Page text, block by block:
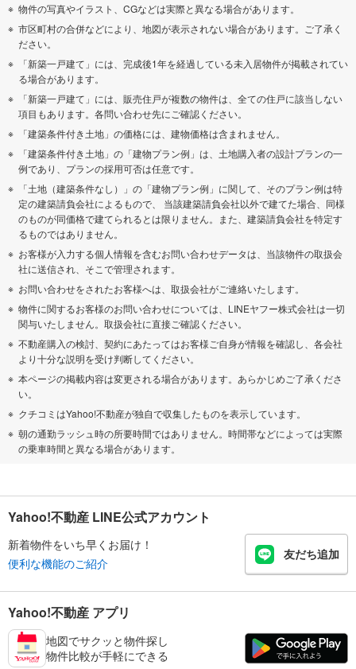
物件の写真やイラスト、CGなどは実際と異なる場合があります。
市区町村の合併などにより、地図が表示されない場合があります。ご了承く
ださい。
「新築一戸建て」には、完成後1年を経過している未入居物件が掲載されてい
る場合があります。
「新築一戸建て」には、販売住戸が複数の物件は、全ての住戸に該当しない
項目もあります。各問い合わせ先にご確認ください。
「建築条件付き土地」の価格には、建物価格は含まれません。
「建築条件付き土地」の「建物プラン例」は、土地購入者の設計プランの一
例であり、プランの採用可否は任意です。
「土地（建築条件なし）」の「建物プラン例」に関して、そのプラン例は特
定の建築請負会社によるもので、 当該建築請負会社以外で建てた場合、同様
のものが同価格で建てられるとは限りません。また、建築請負会社を特定す
るものではありません。
お客様が入力する個人情報を含むお問い合わせデータは、当該物件の取扱会
社に送信され、そこで管理されます。
お問い合わせをされたお客様へは、取扱会社がご連絡いたします。
物件に関するお客様のお問い合わせについては、LINEヤフー株式会社は一切
関与いたしません。取扱会社に直接ご確認ください。
不動産購入の検討、契約にあたってはお客様ご自身が情報を確認し、各会社
より十分な説明を受け判断してください。
本ページの掲載内容は変更される場合があります。あらかじめご了承くださ
い。
クチコミはYahoo!不動産が独自で収集したものを表示しています。
朝の通勤ラッシュ時の所要時間ではありません。時間帯などによっては実際
の乗車時間と異なる場合があります。
Yahoo!不動産 LINE公式アカウント
新着物件をいち早くお届け！
便利な機能のご紹介
友だち追加
Yahoo!不動産 アプリ
地図でサクッと物件探し
物件比較が手軽にできる